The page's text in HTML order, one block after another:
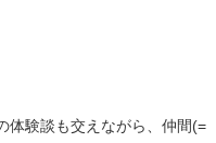
体験談も交えながら、仲間(=